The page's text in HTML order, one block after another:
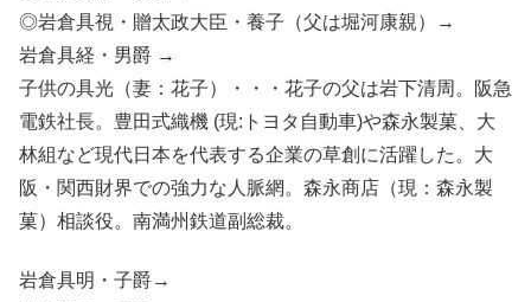
◎岩倉具視・贈太政大臣・養子（父は堀河康親）→
岩倉具経・男爵 →
子供の具光（妻：花子）・・・花子の父は岩下清周。阪急
電鉄社長。豊田式織機 (現:トヨタ自動車)や森永製菓、大
林組など現代日本を代表する企業の草創に活躍した。大
阪・関西財界での強力な人脈網。森永商店（現：森永製
菓）相談役。南満州鉄道副総裁。
岩倉具明・子爵→